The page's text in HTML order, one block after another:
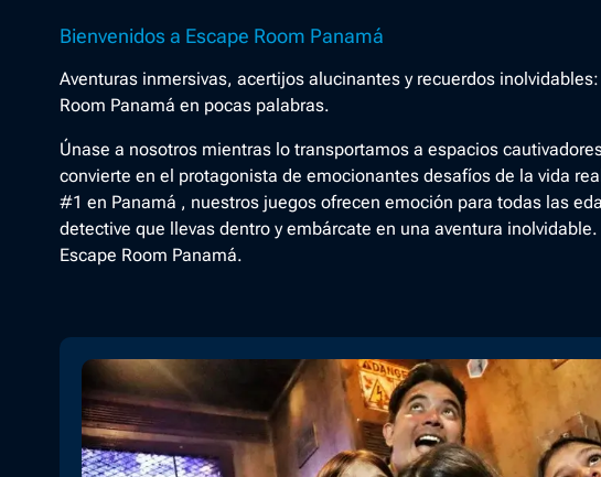
Bienvenidos a Escape Room Panamá
Aventuras inmersivas, acertijos alucinantes y recuerdos
Room Panamá en pocas palabras.
Únase a nosotros mientras lo transportamos a espacios
convierte en el protagonista de emocionantes desafíos de la vida
#1 en Panamá , nuestros juegos ofrecen emoción para todas las
detective que llevas dentro y embárcate en una aventura
Escape Room Panamá.